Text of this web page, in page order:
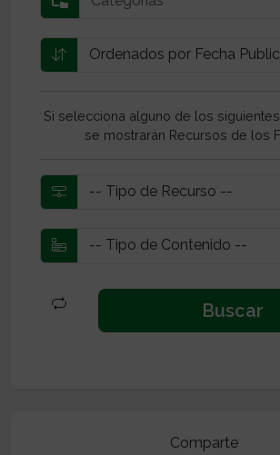
Si selecciona alguno de los
se mostrarán Recursos de los
Comparte